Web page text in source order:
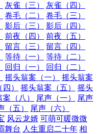
灰雀（三）
灰雀（四）
卷毛（二）
卷毛（三）
影后（三）
影后（四）
前夜（四）
前夜（五）
留言（三）
留言（四）
等待（一）
等待（二）
回归（一）
回归（二）
摇头翁案（一）
摇头翁案
） 摇头翁案（五）
摇头
（八） 尾声（一）
尾声
（五）
尾声（六）
风云龙婿 可萌可暖微微
舞台 人生重启二十年 相